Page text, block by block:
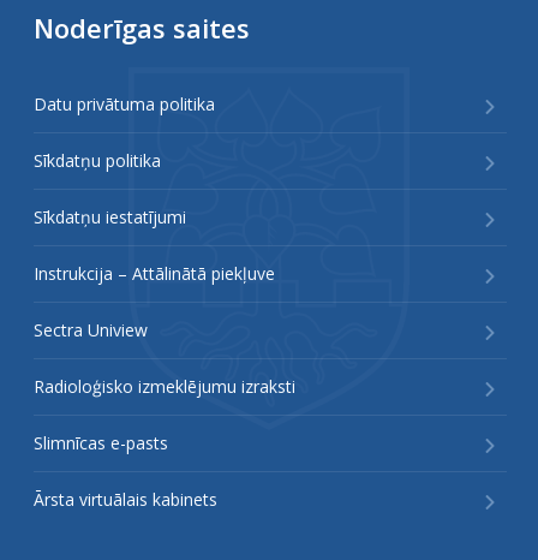
Noderīgas saites
Datu privātuma politika
Sīkdatņu politika
Sīkdatņu iestatījumi
Instrukcija – Attālinātā piekļuve
Sectra Uniview
Radioloģisko izmeklējumu izraksti
Slimnīcas e-pasts
Ārsta virtuālais kabinets